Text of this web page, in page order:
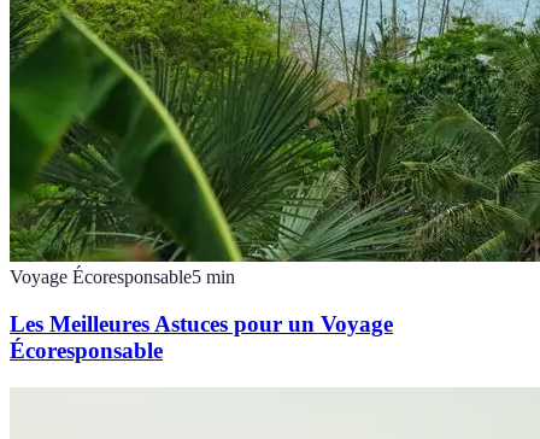
Voyage Écoresponsable5 min
Les Meilleures Astuces pour un Voyage
Écoresponsable